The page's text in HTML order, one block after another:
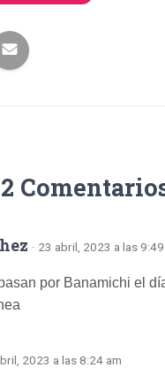
2
· 23 abril, 2023 a las
por Banamichi el
2023 a las 8:24 am